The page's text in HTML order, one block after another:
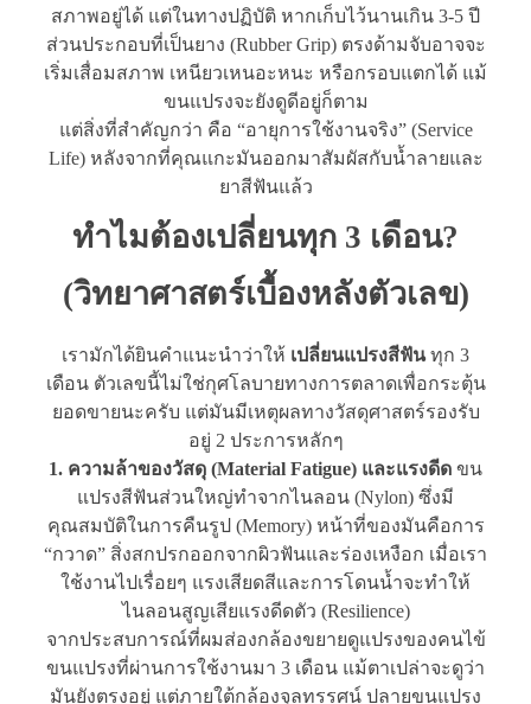
สภาพอยู่ได้ แต่ในทางปฏิบัติ หากเก็บไว้นานเกิน 3-5 ปี
ส่วนประกอบที่เป็นยาง (Rubber Grip) ตรงด้ามจับอาจจะ
เริ่มเสื่อมสภาพ เหนียวเหนอะหนะ หรือกรอบแตกได้ แม้
ขนแปรงจะยังดูดีอยู่ก็ตาม
แต่สิ่งที่สำคัญกว่า คือ “อายุการใช้งานจริง” (Service
Life) หลังจากที่คุณแกะมันออกมาสัมผัสกับน้ำลายและ
ยาสีฟันแล้ว
ทำไมต้องเปลี่ยนทุก 3 เดือน?
(วิทยาศาสตร์เบื้องหลังตัวเลข)
เรามักได้ยินคำแนะนำว่าให้ เปลี่ยนแปรงสีฟันทุก 3
เดือน ตัวเลขนี้ไม่ใช่กุศโลบายทางการตลาดเพื่อกระตุ้น
ยอดขายนะครับ แต่มันมีเหตุผลทางวัสดุศาสตร์รองรับ
อยู่ 2 ประการหลักๆ
1. ความล้าของวัสดุ (Material Fatigue) และแรงดีด ขน
แปรงสีฟันส่วนใหญ่ทำจากไนลอน (Nylon) ซึ่งมี
คุณสมบัติในการคืนรูป (Memory) หน้าที่ของมันคือการ
“กวาด” สิ่งสกปรกออกจากผิวฟันและร่องเหงือก เมื่อเรา
ใช้งานไปเรื่อยๆ แรงเสียดสีและการโดนน้ำจะทำให้
ไนลอนสูญเสียแรงดีดตัว (Resilience)
จากประสบการณ์ที่ผมส่องกล้องขยายดูแปรงของคนไข้
ขนแปรงที่ผ่านการใช้งานมา 3 เดือน แม้ตาเปล่าจะดูว่า
มันยังตรงอยู่ แต่ภายใต้กล้องจุลทรรศน์ ปลายขนแปรง